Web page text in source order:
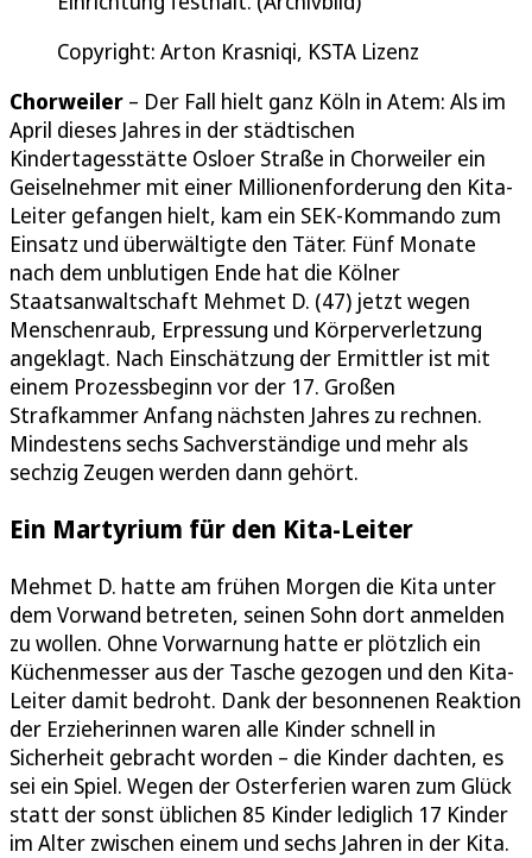
Copyright: Arton Krasniqi, KSTA Lizenz
Chorweiler – Der Fall hielt ganz Köln in Atem: Als im
April dieses Jahres in der städtischen
Kindertagesstätte Osloer Straße in Chorweiler ein
Geiselnehmer mit einer Millionenforderung den Kita-
Leiter gefangen hielt, kam ein SEK-Kommando zum
Einsatz und überwältigte den Täter. Fünf Monate
nach dem unblutigen Ende hat die Kölner
Staatsanwaltschaft Mehmet D. (47) jetzt wegen
Menschenraub, Erpressung und Körperverletzung
angeklagt. Nach Einschätzung der Ermittler ist mit
einem Prozessbeginn vor der 17. Großen
Strafkammer Anfang nächsten Jahres zu rechnen.
Mindestens sechs Sachverständige und mehr als
sechzig Zeugen werden dann gehört.
Ein Martyrium für den Kita-Leiter
Mehmet D. hatte am frühen Morgen die Kita unter
dem Vorwand betreten, seinen Sohn dort anmelden
zu wollen. Ohne Vorwarnung hatte er plötzlich ein
Küchenmesser aus der Tasche gezogen und den Kita-
Leiter damit bedroht. Dank der besonnenen Reaktion
der Erzieherinnen waren alle Kinder schnell in
Sicherheit gebracht worden – die Kinder dachten, es
sei ein Spiel. Wegen der Osterferien waren zum Glück
statt der sonst üblichen 85 Kinder lediglich 17 Kinder
im Alter zwischen einem und sechs Jahren in der Kita.